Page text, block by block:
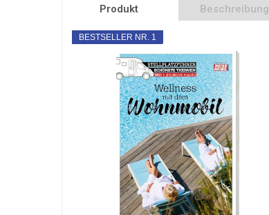
Produkt Beschreibung
BESTSELLER NR. 1